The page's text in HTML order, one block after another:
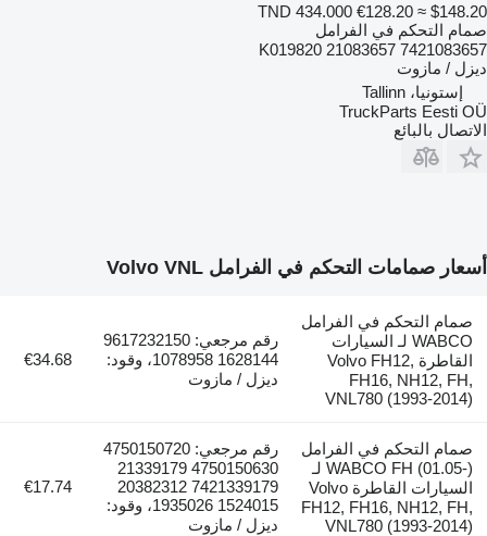
TND 434.000 €128.20 ≈ $148.20
صمام التحكم في الفرامل
K019820 21083657 7421083657
ديزل / مازوت
إستونيا، Tallinn
TruckParts Eesti OÜ
الاتصال بالبائع
أسعار صمامات التحكم في الفرامل Volvo VNL
صمام التحكم في الفرامل
WABCO لـ السيارات
القاطرة Volvo FH12,
FH16, NH12, FH,
VNL780 (1993-2014)
رقم مرجعي: 9617232150
1628144 1078958، وقود:
ديزل / مازوت
€34.68
صمام التحكم في الفرامل
WABCO FH (01.05-) لـ
السيارات القاطرة Volvo
FH12, FH16, NH12, FH,
VNL780 (1993-2014)
رقم مرجعي: 4750150720
4750150630 21339179
7421339179 20382312
1524015 1935026، وقود:
ديزل / مازوت
€17.74